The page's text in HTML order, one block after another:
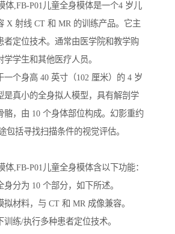
体,FB-P01儿童全身模体是一个4 岁儿
X 射线 CT 和 MR 的训练产品。它主
者定位技术。通常由医学院和教学购
学生和其他医疗人员。
一个身高 40 英寸（102 厘米）的 4 岁
是真小的全身拟人模型，具有解剖学
骼，由 10 个身体部位构成。幻影重约
包括寻找扫描条件的视觉评估。
体,FB-P01儿童全身模体含以下功能：
分为 10 个部分，如下所述。
材料，与 CT 和 MR 成像兼容。
练/执行多种患者定位技术。